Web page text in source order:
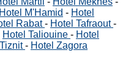
Hotel M'Hamid - Hotel
Rabat- Hotel Tafraout-
Hotel Taliouine - Hotel
- Hotel Zagora